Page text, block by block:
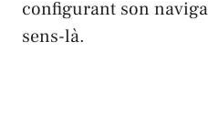
configurant son
sens-là.